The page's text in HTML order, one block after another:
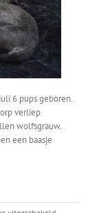
6 pups geboren.
verliep
wolfsgrauw.
een baasje